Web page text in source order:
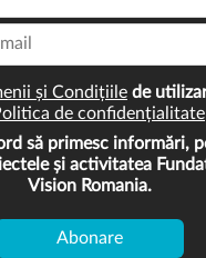
și Condițiile de
de confidențialitate
să primesc informări,
și activitatea
Vision Romania.